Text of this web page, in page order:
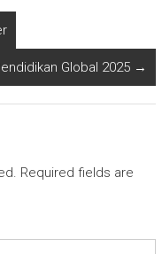
Global 2025 →
Required fields are